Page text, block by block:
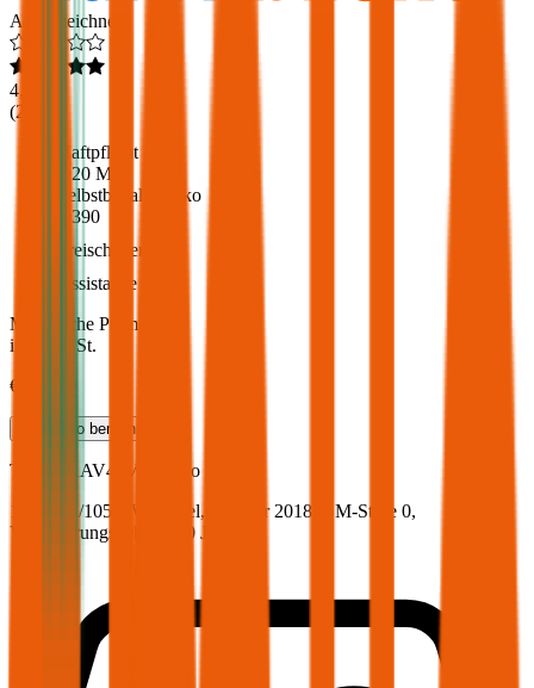
Ausgezeichnet
4,6
(216
Haftpflicht
€ 20 Mio.
Selbstbehalt Kasko
€ 390
Freischaden
Assistance
Monatliche Prämie
inkl. mVSt.
€ 105,00
Teilkasko berechnen
Toyota
RAV4, Vollkasko
142.7 PS/105 KW, diesel, Baujahr 2018,
BM-Stufe 0,
Versicherungsnehmer 30 Jahre